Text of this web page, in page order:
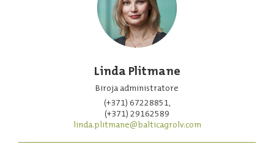
Linda Plitmane
Biroja administratore
(+371) 67228851,
(+371) 29162589
linda.plitmane@balticagrolv.com